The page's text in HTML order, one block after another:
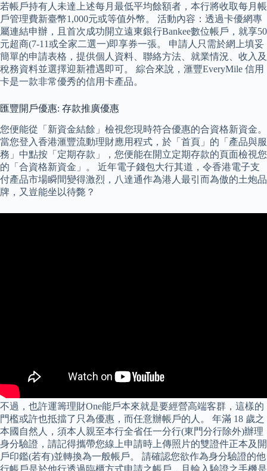
若帳戶持有人未達上述每月最低平均餘額者，本行將收取每月帳
戶管理費新臺幣1,000元或等值外幣。 活動內容：透過卡優網專
屬連結申辦，且首次成功開立遠東銀行Bankee數位帳戶，就享50
元超商(7-11或全家二選一)即享券一張。 申請人只需於網上填妥
簡單的申請表格，提供個人資料、聯絡方法、就業情況、收入及
稅務資料並選擇迎新禮遇即可。 綜合來說，滙豐EveryMile 信用
卡是一款非常優秀的信用卡產品。
匯豐開戶優惠: 存款推廣優惠
您便能從「新資金結餘」檢視您現時符合優惠的合資格新資金。
當您登入香港滙豐流動理財應用程式，於「首頁」的「產品與服
務」中點按「定期存款」，您便能在開立定期存款的頁面檢視您
的「合資格新資金」。 近年電子錢包大行其道，令香港電子支
付產品市場瞬間變得激烈，八達通作為港人最引而為傲的土炮品
牌，又豈能坐以待斃？
不過，也許運籌理財One能戶本來就是要經營高端客群，這樣的
門檻或許也抵擋了只為優惠，而任意辦帳戶的人。 年滿 18 歲之
本國自然人，須本人親至本行全省任一分行(東門分行除外)辦理
身分驗證，請記得攜帶您線上申請時上傳照片的雙證件正本及開
戶印鑑(若有)並轉換為一般帳戶。 請確認您欲作為身分驗證的他